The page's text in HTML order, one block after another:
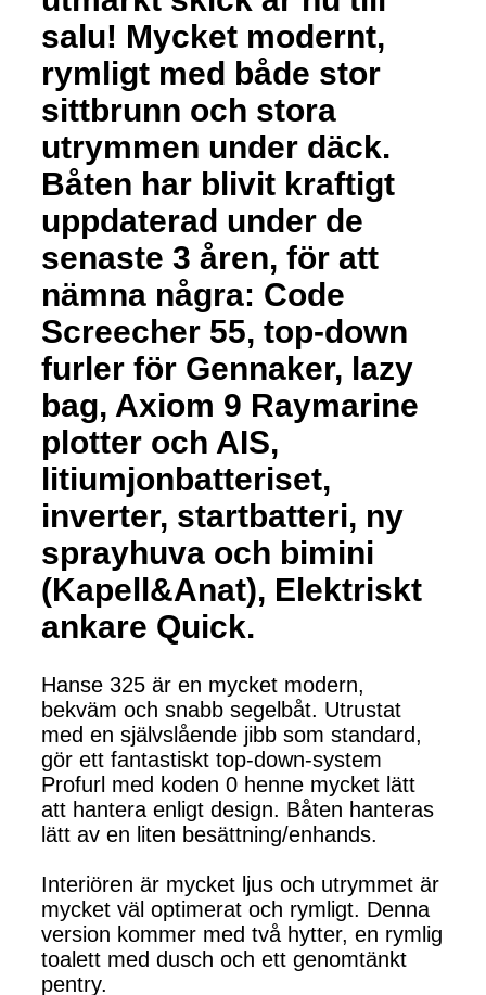
salu! Mycket modernt,
rymligt med både stor
sittbrunn och stora
utrymmen under däck.
Båten har blivit kraftigt
uppdaterad under de
senaste 3 åren, för att
nämna några: Code
Screecher 55, top-down
furler för Gennaker, lazy
bag, Axiom 9 Raymarine
plotter och AIS,
litiumjonbatteriset,
inverter, startbatteri, ny
sprayhuva och bimini
(Kapell&Anat), Elektriskt
ankare Quick.
Hanse 325 är en mycket modern,
bekväm och snabb segelbåt. Utrustat
med en självslående jibb som standard,
gör ett fantastiskt top-down-system
Profurl med koden 0 henne mycket lätt
att hantera enligt design. Båten hanteras
lätt av en liten besättning/enhands.
Interiören är mycket ljus och utrymmet är
mycket väl optimerat och rymligt. Denna
version kommer med två hytter, en rymlig
toalett med dusch och ett genomtänkt
pentry.